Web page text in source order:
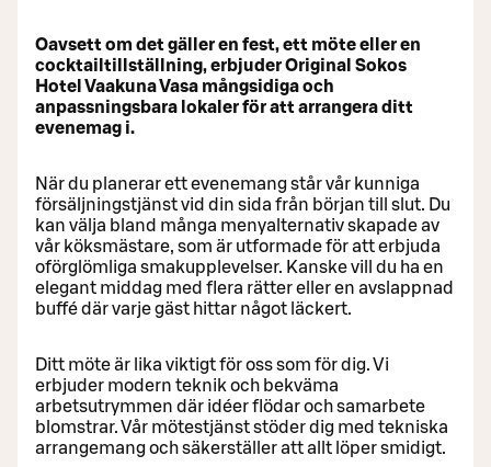
Oavsett om det gäller en fest, ett möte eller en
cocktailtillställning, erbjuder Original Sokos
Hotel Vaakuna Vasa mångsidiga och
anpassningsbara lokaler för att arrangera ditt
evenemag i.
När du planerar ett evenemang står vår kunniga
försäljningstjänst vid din sida från början till slut. Du
kan välja bland många menyalternativ skapade av
vår köksmästare, som är utformade för att erbjuda
oförglömliga smakupplevelser. Kanske vill du ha en
elegant middag med flera rätter eller en avslappnad
buffé där varje gäst hittar något läckert.
Ditt möte är lika viktigt för oss som för dig. Vi
erbjuder modern teknik och bekväma
arbetsutrymmen där idéer flödar och samarbete
blomstrar. Vår mötestjänst stöder dig med tekniska
arrangemang och säkerställer att allt löper smidigt.